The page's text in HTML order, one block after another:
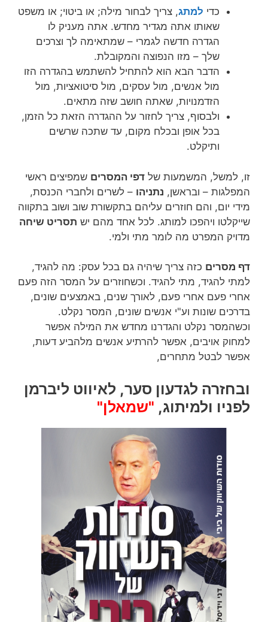
כדי למתג, צריך לבחור מילה; או ביטוי; או משפט
שאותו אתה מגדיר מחדש. אתה מעניק לו
הגדרה חדשה לגמרי – שמתאימה לך וצרכים
שלך – מזו הנפוצה והמקובלת.
הדבר הבא הוא להתחיל להשתמש בהגדרה הזו
מול אנשים, מול עסקים, מול סיטואציות, מול
הזדמנויות, שאתה חושב שזה מתאים.
ולבסוף, צריך לחזור על ההגדרה הזאת כל הזמן,
בכל אופן ובכלח מקום, עד שתכה שרשים
ותיקלט.
זו, למשל, המשמעות של דפי המסרים שמפיצים ראשי
המפלגות – ובראשן, נתניהו – לשרים ולחברי הכנסת,
מידי יום, והם חוזרים עליהם בתקשורת שוב ושוב בתקווה
שייקלטו ויהפכו למותג. לכל אחד מהם יש תסריט שיחה
מדויק המפרט מה לומר מתי ולמי.
דף מסרים כזה צריך שיהיה גם בכל עסק: מה להגיד,
למתי להגיד, מתי להגיד. וכשחוזרים על המסר הזה פעם
אחרי פעם אחרי פעם, לאורך שנים, באמצעים שונים,
בדרכים שונות וע"י אנשים שונים, המסר נקלט.
וכשהמסר נקלט והגדרנו מחדש את המילה אפשר
למחוק אויבים, אפשר להרתיע אנשים מלהביע דעות,
אפשר לבטל מתחרים,
ובחזרה לגדעון סער, לאיווט ליברמן
לפניו ולמיתוג, "שמאלן"